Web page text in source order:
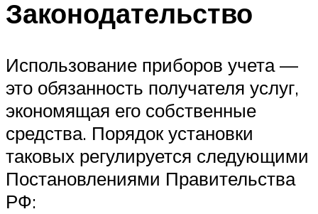
Законодательство
Использование приборов учета —
это обязанность получателя услуг,
экономящая его собственные
средства. Порядок установки
таковых регулируется следующими
Постановлениями Правительства
РФ: